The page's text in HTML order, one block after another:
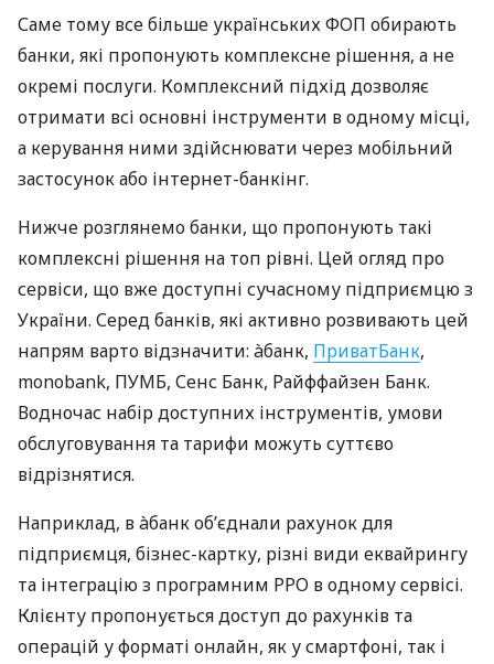
Саме тому все більше українських ФОП обирають
банки, які пропонують комплексне рішення, а не
окремі послуги. Комплексний підхід дозволяє
отримати всі основні інструменти в одному місці,
а керування ними здійснювати через мобільний
застосунок або інтернет-банкінг.
Нижче розглянемо банки, що пропонують такі
комплексні рішення на топ рівні. Цей огляд про
сервіси, що вже доступні сучасному підприємцю з
України. Серед банків, які активно розвивають цей
напрям варто відзначити: àбанк, ПриватБанк,
monobank, ПУМБ, Сенс Банк, Райффайзен Банк.
Водночас набір доступних інструментів, умови
обслуговування та тарифи можуть суттєво
відрізнятися.
Наприклад, в àбанк об’єднали рахунок для
підприємця, бізнес-картку, різні види еквайрингу
та інтеграцію з програмним РРО в одному сервісі.
Клієнту пропонується доступ до рахунків та
операцій у форматі онлайн, як у смартфоні, так і